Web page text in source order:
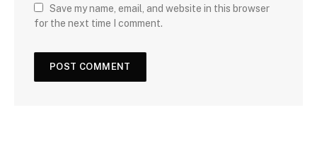
Save my name, email, and website in this browser
for the next time I comment.